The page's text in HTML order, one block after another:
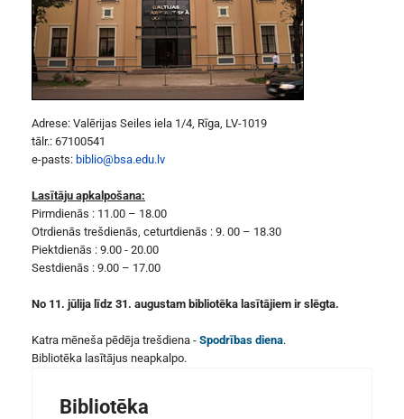
Adrese: Valērijas Seiles iela 1/4, Rīga, LV-1019
tālr.: 67100541
e-pasts: biblio@bsa.edu.lv
Lasītāju apkalpošana:
Pirmdienās : 11.00 – 18.00
Otrdienās trešdienās, ceturtdienās : 9. 00 – 18.30
Piektdienās : 9.00 - 20.00
Sestdienās : 9.00 – 17.00
No 11. jūlija līdz 31. augustam bibliotēka lasītājiem ir slēgta.
Katra mēneša pēdēja trešdiena - Spodrības diena.
Bibliotēka lasītājus neapkalpo.
Bibliotēka